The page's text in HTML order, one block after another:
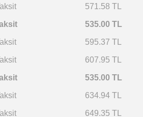
571.58 TL
535.00 TL
595.37 TL
607.95 TL
535.00 TL
634.94 TL
649.35 TL